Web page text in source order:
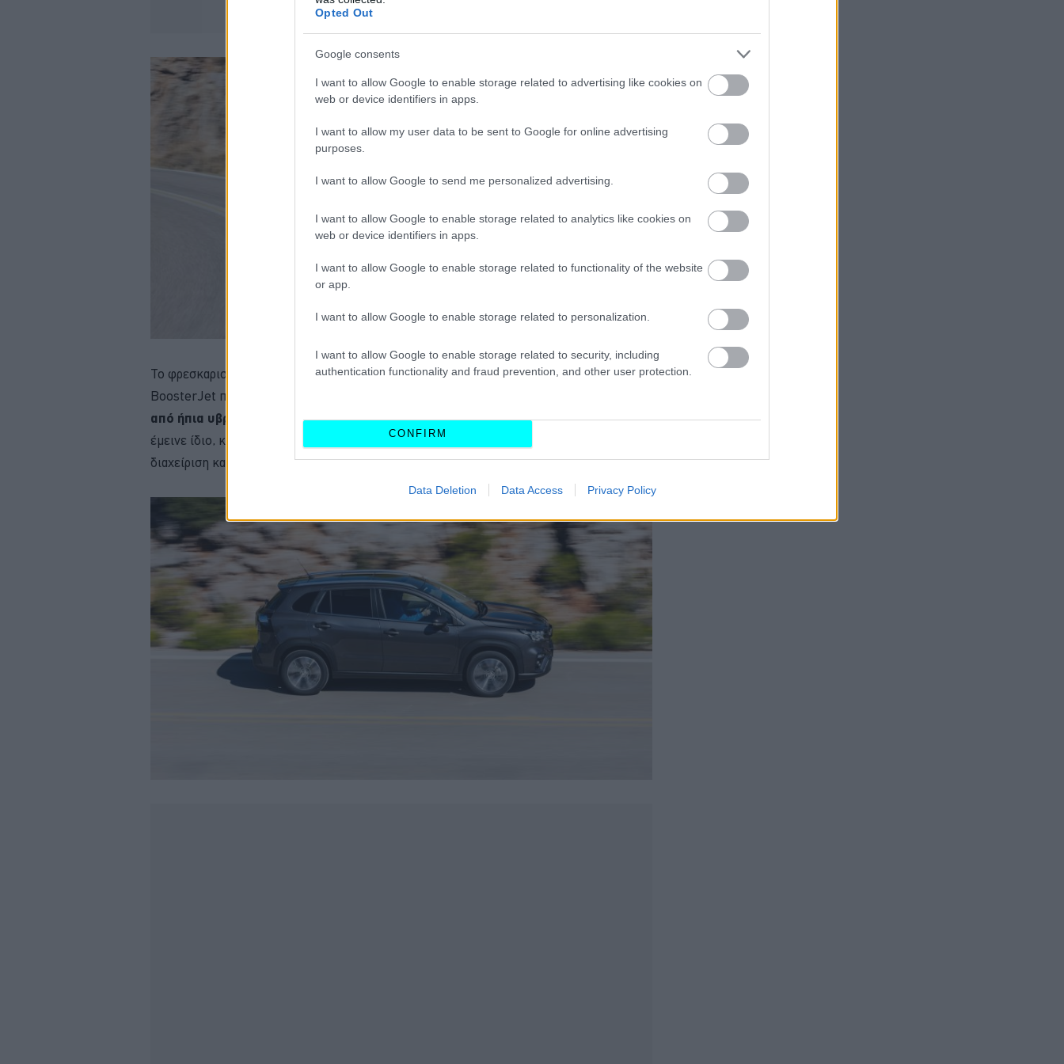
Opted Out
Google consents
I want to allow Google to enable storage related to advertising like cookies on
web or device identifiers in apps.
I want to allow my user data to be sent to Google for online advertising
purposes.
I want to allow Google to send me personalized advertising.
I want to allow Google to enable storage related to analytics like cookies on
web or device identifiers in apps.
I want to allow Google to enable storage related to functionality of the website
or app.
I want to allow Google to enable storage related to personalization.
I want to allow Google to enable storage related to security, including
authentication functionality and fraud prevention, and other user protection.
CONFIRM
Data Deletion Data Access Privacy Policy
Το φρεσκαρισμένο Suzuki S-Cross εφοδιάζεται αποκλειστικά με τον αναβαθμισμένο 1.4
BoosterJet που
από ήπια υβριδικό σύστημα κίνησης 48V. Αξίζει να σημειωθεί ότι το τελευταίο δεν
έμεινε ίδιο, καθώς διαθέτει ενισχυμένη μπαταρία (0,38 kWh) με βελτιωμένη θερμική
διαχείριση και το ηλεκτρομοτέρ κέρδισε τρεις επιπλέον ίππους, φτάνοντας τους 17.